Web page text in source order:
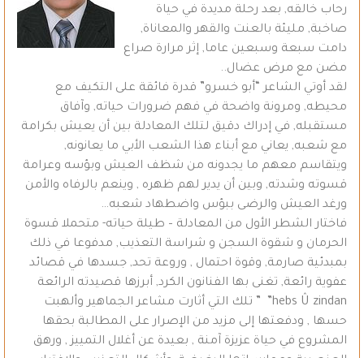
رحاب خالقه, بعد رحلة مديدة في حياة
صاخبة, مليئة بالعنت والقهر والمعاناة,
دامت سبعة وسبعين عاما, إثر مرارة صراع
مضن مع مرض عضال..
لقد أوتي الشاعر “أبو خسرو” قدرة فائقة على التكيف مع
محيطه, ومرونة واضحة في فهم ضرورات حياته, وآفاق
مستقبله, في إدراك دقيق لتلك المعادلة بين أن يعيش بكرامة
مع شعبه, يعاني مع أبناء هذا الشعب الأبي ما يعانونه,
ويتقاسم معهم ما يجدونه من شظف العيش وبؤسه وعرامة
قسوته وشدته, وبين أن يدير لهم ظهره , وينعم بالرفاه والأمن
ورغد العيش والرضى ببؤس واضطهاد شعبه…
فاختار الشطر الأول من المعادلة – طيلة حياته- متحملا قسوة
الحرمان و شقوة السجن و شراسة التعذيب, مدفوعا في ذلك
بمبدئية صارمة, وقوة احتمال , وروعة تحد, جسدها في قصائد
عفوية رائعة, تغنى بها الفنانون الكرد, أبرزها قصيدته الرائعة
hebs Û zindan” ” تلك التي أثارت مشاعر الجماهير وألهبت
حسها , ودفعتها إلى مزيد من الإصرار على المطالبة بحقها
المشروع في حياة عزيزة آمنة , بعيدة عن أغلال التمييز , ورهق